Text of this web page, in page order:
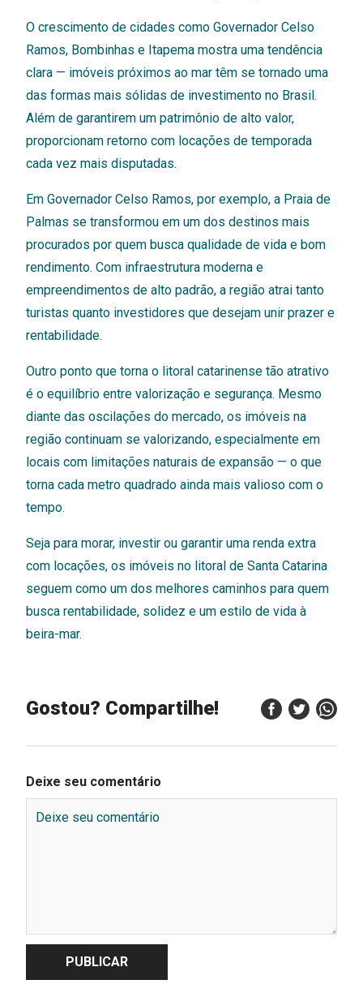
O crescimento de cidades como Governador Celso
Ramos, Bombinhas e Itapema mostra uma tendência
clara — imóveis próximos ao mar têm se tornado uma
das formas mais sólidas de investimento no Brasil.
Além de garantirem um patrimônio de alto valor,
proporcionam retorno com locações de temporada
cada vez mais disputadas.
Em Governador Celso Ramos, por exemplo, a Praia de
Palmas se transformou em um dos destinos mais
procurados por quem busca qualidade de vida e bom
rendimento. Com infraestrutura moderna e
empreendimentos de alto padrão, a região atrai tanto
turistas quanto investidores que desejam unir prazer e
rentabilidade.
Outro ponto que torna o litoral catarinense tão atrativo
é o equilíbrio entre valorização e segurança. Mesmo
diante das oscilações do mercado, os imóveis na
região continuam se valorizando, especialmente em
locais com limitações naturais de expansão — o que
torna cada metro quadrado ainda mais valioso com o
tempo.
Seja para morar, investir ou garantir uma renda extra
com locações, os imóveis no litoral de Santa Catarina
seguem como um dos melhores caminhos para quem
busca rentabilidade, solidez e um estilo de vida à
beira-mar.
Gostou? Compartilhe!
Deixe seu comentário
PUBLICAR